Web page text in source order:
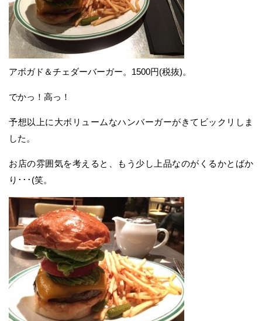
アボガド＆チェダーバーガー。1500円(税抜)。
でかっ！高っ！
予想以上に大ボリュームなハンバーガーがきてビックリしま
した。
お店の雰囲気を考えると、もう少し上品なのがくるかとばか
り･･･(笑。